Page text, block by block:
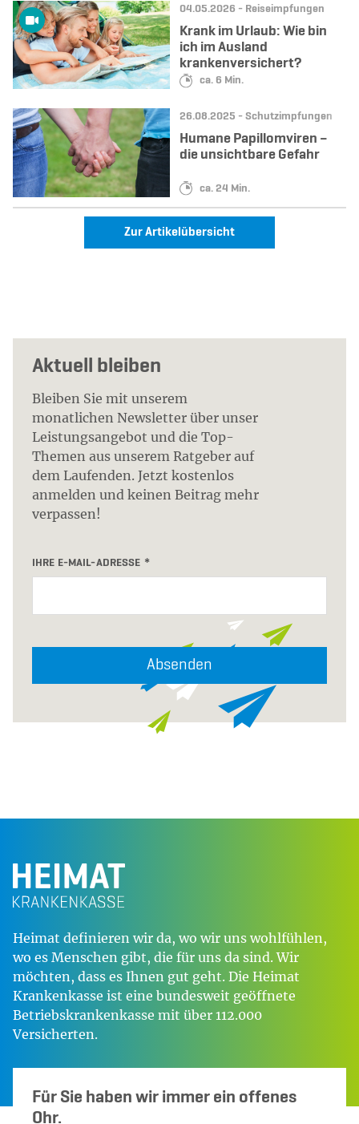
Datum:
04.05.2026 - Kategorie:
Reiseimpfungen
Lesedauer:
ca. 6 Min.
Krank im Urlaub: Wie bin
ich im Ausland
krankenversichert?
Datum:
26.08.2025 - Kategorie:
Schutzimpfungen
Lesedauer:
ca. 24 Min.
Humane Papillomviren –
die unsichtbare Gefahr
Zur Artikelübersicht
Aktuell bleiben
Bleiben Sie mit unserem
monatlichen Newsletter über unser
Leistungsangebot und die Top-
Themen aus unserem Ratgeber auf
dem Laufenden. Jetzt kostenlos
anmelden und keinen Beitrag mehr
verpassen!
IHRE E-MAIL-ADRESSE
Absenden
Heimat definieren wir da, wo wir uns wohlfühlen,
wo es Menschen gibt, die für uns da sind. Wir
möchten, dass es Ihnen gut geht. Die Heimat
Krankenkasse ist eine bundesweit geöffnete
Betriebskrankenkasse mit über 112.000
Versicherten.
Für Sie haben wir immer ein offenes
Ohr.